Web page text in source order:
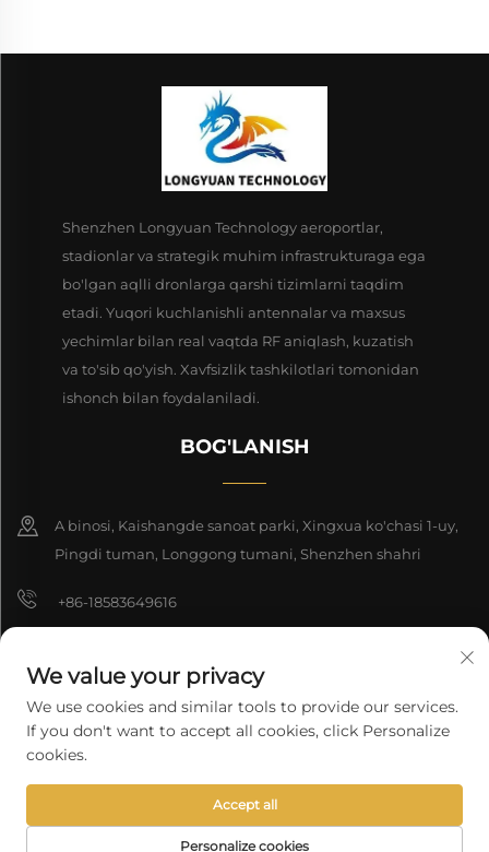
Shenzhen Longyuan Technology aeroportlar,
stadionlar va strategik muhim infrastrukturaga ega
bo'lgan aqlli dronlarga qarshi tizimlarni taqdim
etadi. Yuqori kuchlanishli antennalar va maxsus
yechimlar bilan real vaqtda RF aniqlash, kuzatish
va to'sib qo'yish. Xavfsizlik tashkilotlari tomonidan
ishonch bilan foydalaniladi.
BOG'LANISH
A binosi, Kaishangde sanoat parki, Xingxua ko'chasi 1-uy,
Pingdi tuman, Longgong tumani, Shenzhen shahri
+86-18583649616
8618165761396
Nashr huquqi 2025 Shenzhen Longyuan Texnologiya Kompaniyasi
cheklangan. Barcha huquqlar himoyalangan.
We value your privacy
We use cookies and similar tools to provide our services.
If you don't want to accept all cookies, click Personalize
cookies.
Personalize cookies
Accept all